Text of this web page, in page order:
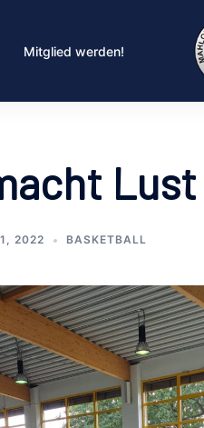
Mitglied werden!
2022 BASKETBALL